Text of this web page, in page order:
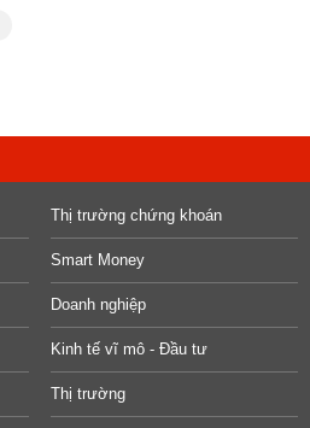
Thị trường chứng khoán
Smart Money
Doanh nghiệp
Kinh tế vĩ mô - Đầu tư
Thị trường